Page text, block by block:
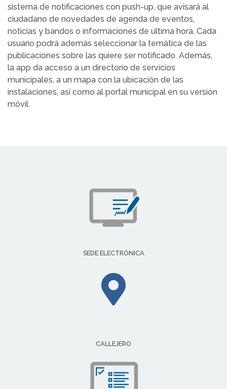
sistema de notificaciones con push-up, que avisará al
ciudadano de novedades de agenda de eventos,
noticias y bandos o informaciones de última hora. Cada
usuario podrá además seleccionar la temática de las
publicaciones sobre las quiere ser notificado. Además,
la app da acceso a un directorio de servicios
municipales, a un mapa con la ubicación de las
instalaciones, así como al portal municipal en su versión
móvil.
SEDE ELECTRÓNICA
CALLEJERO